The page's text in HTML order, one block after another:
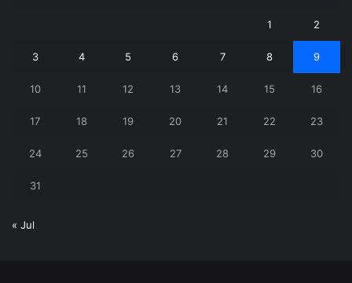
1 2
3 4 5 6 7 8 9
10 11 12 13 14 15 16
17 18 19 20 21 22 23
24 25 26 27 28 29 30
31
« Jul